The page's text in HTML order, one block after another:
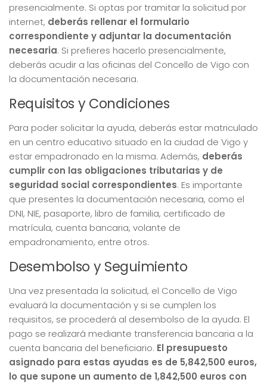
presencialmente. Si optas por tramitar la solicitud por
internet, deberás rellenar el formulario
correspondiente y adjuntar la documentación
necesaria. Si prefieres hacerlo presencialmente,
deberás acudir a las oficinas del Concello de Vigo con
la documentación necesaria.
Requisitos y Condiciones
Para poder solicitar la ayuda, deberás estar matriculado
en un centro educativo situado en la ciudad de Vigo y
estar empadronado en la misma. Además, deberás
cumplir con las obligaciones tributarias y de
seguridad social correspondientes. Es importante
que presentes la documentación necesaria, como el
DNI, NIE, pasaporte, libro de familia, certificado de
matrícula, cuenta bancaria, volante de
empadronamiento, entre otros.
Desembolso y Seguimiento
Una vez presentada la solicitud, el Concello de Vigo
evaluará la documentación y si se cumplen los
requisitos, se procederá al desembolso de la ayuda. El
pago se realizará mediante transferencia bancaria a la
cuenta bancaria del beneficiario. El presupuesto
asignado para estas ayudas es de 5,842,500 euros,
lo que supone un aumento de 1,842,500 euros con